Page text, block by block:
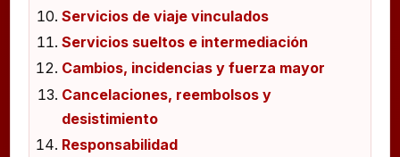
Servicios de viaje vinculados
Servicios sueltos e intermediación
Cambios, incidencias y fuerza mayor
Cancelaciones, reembolsos y
desistimiento
Responsabilidad